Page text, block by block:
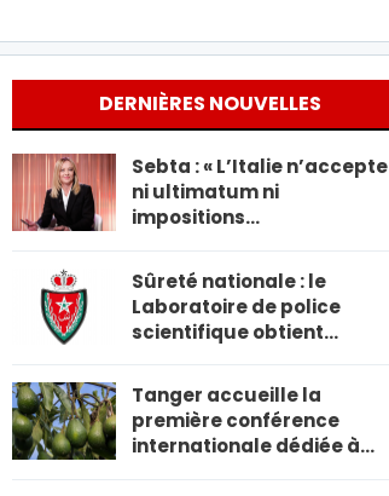
DERNIÈRES NOUVELLES
Sebta : « L’Italie n’accepte
ni ultimatum ni
impositions…
Sûreté nationale : le
Laboratoire de police
scientifique obtient…
Tanger accueille la
première conférence
internationale dédiée à…